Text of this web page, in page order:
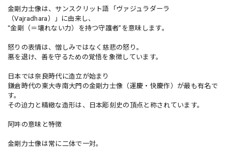
金剛力士像は、サンスクリット語「ヴァジュラダーラ
（Vajradhara）」に由来し、
“金剛（＝壊れない力）を持つ守護者”を意味します。
怒りの表情は、憎しみではなく慈悲の怒り。
悪を退け、善を守るための覚悟を象徴しています。
日本では奈良時代に造立が始まり
鎌倉時代の東大寺南大門の金剛力士像（運慶・快慶作）が最も有名で
す。
その迫力と精緻な造形は、日本彫刻史の頂点と称されています。
阿吽の意味と特徴
金剛力士像は常に二体で一対。